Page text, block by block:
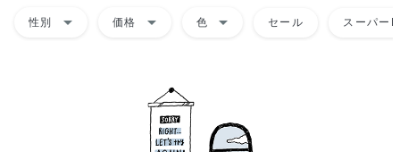
性別 arrow_drop_down 価格 arrow_drop_down 色 arrow_drop_down セール スーパー